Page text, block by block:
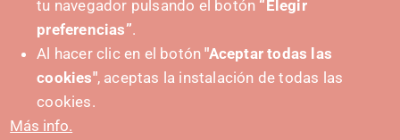
SUSTATZAILEA
tu navegador pulsando el botón “Elegir
preferencias”.
Al hacer clic en el botón"Aceptar todas las
cookies", aceptas la instalación de todas las
cookies.
Más info.